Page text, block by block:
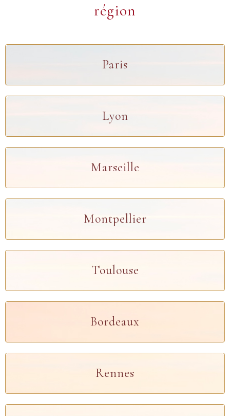
région
Paris
Lyon
Marseille
Montpellier
Toulouse
Bordeaux
Rennes